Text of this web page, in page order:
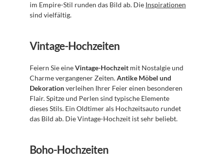
im Empire-Stil runden das Bild ab. Die Inspirationen
sind vielfältig.
Vintage-Hochzeiten
Feiern Sie eine Vintage-Hochzeit mit Nostalgie und
Charme vergangener Zeiten. Antike Möbel und
Dekoration verleihen Ihrer Feier einen besonderen
Flair. Spitze und Perlen sind typische Elemente
dieses Stils. Ein Oldtimer als Hochzeitsauto rundet
das Bild ab. Die Vintage-Hochzeit ist sehr beliebt.
Boho-Hochzeiten